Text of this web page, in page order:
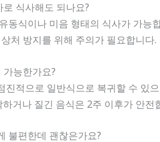
식사해도 되나요?
동식이나 미음 형태의 식사가 가능
처 방지를 위해 주의가 필요합니다.
능한가요?
진적으로 일반식으로 복귀할 수 있
거나 질긴 음식은 2주 이후가 안전
불편한데 괜찮은가요?